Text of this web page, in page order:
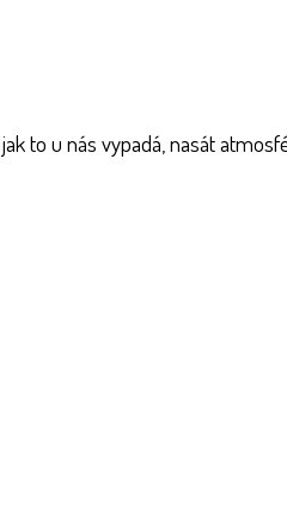
to u nás vypadá, nasát